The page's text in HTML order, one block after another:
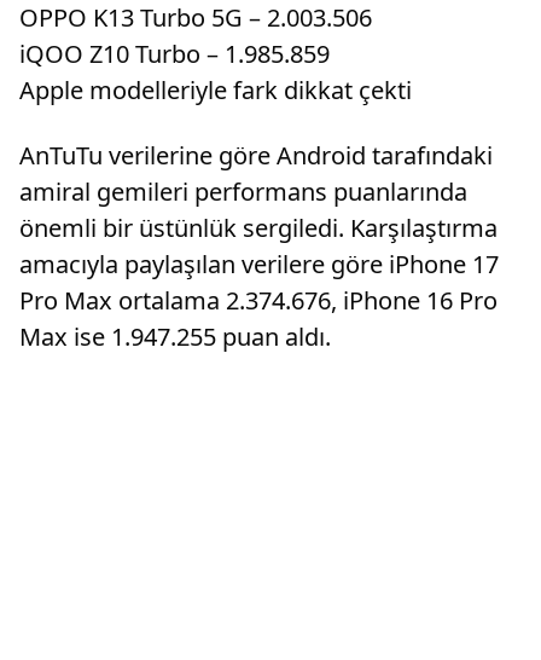
OPPO K13 Turbo 5G – 2.003.506
iQOO Z10 Turbo – 1.985.859
Apple modelleriyle fark dikkat çekti
AnTuTu verilerine göre Android tarafındaki
amiral gemileri performans puanlarında
önemli bir üstünlük sergiledi. Karşılaştırma
amacıyla paylaşılan verilere göre iPhone 17
Pro Max ortalama 2.374.676, iPhone 16 Pro
Max ise 1.947.255 puan aldı.